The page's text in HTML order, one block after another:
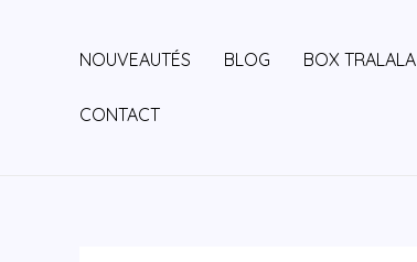
NOUVEAUTÉS BLOG BOX TRALALA
CONTACT